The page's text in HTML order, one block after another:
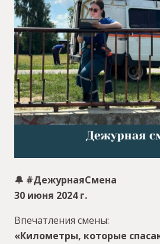
🔔 #ДежурнаяСмена
30 июня 2024 г.
Впечатления смены:
«Километры, которые